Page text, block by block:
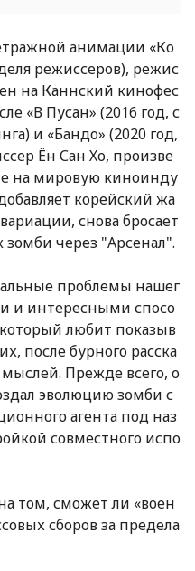
анимации «Ко
режиссеров), режис
на Каннский кинофес
«В Пусан» (2016 год, с
и «Бандо» (2020 год,
Ён Сан Хо, произве
на мировую киноинду
корейский жа
снова бросает
зомби через "Арсенал".
проблемы нашег
и интересными спосо
любит показыв
после бурного расска
Прежде всего, о
эволюцию зомби с
агента под наз
совместного испо
том, сможет ли «воен
сборов за предела